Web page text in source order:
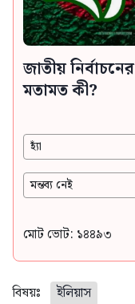
জাতীয়
মতামত কী?
হ্যাঁ
মন্তব্য নেই
মোট ভোট: ১৪৪৯৩
বিষয়ঃ ইলিয়াস